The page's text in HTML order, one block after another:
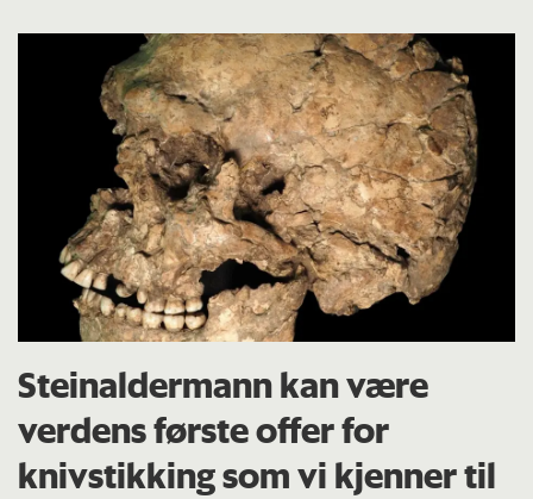
Steinaldermann kan være
verdens første offer for
knivstikking som vi kjenner til